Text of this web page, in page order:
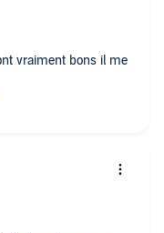
vraiment bons il me